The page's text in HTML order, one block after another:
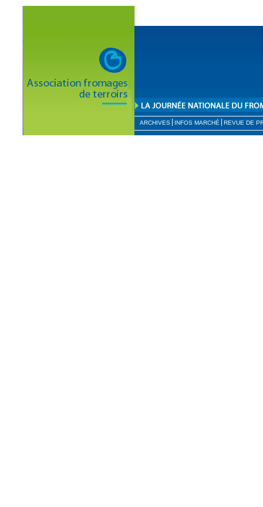
ARCHIVES INFOS MARCHÉ REVUE DE